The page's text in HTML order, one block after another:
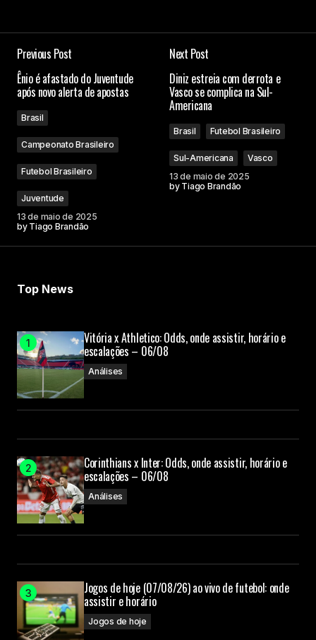
Previous Post
Ênio é afastado do Juventude
após novo alerta de apostas
Brasil
Campeonato Brasileiro
Futebol Brasileiro
Juventude
13 de maio de 2025
by Tiago Brandão
Next Post
Diniz estreia com derrota e
Vasco se complica na Sul-
Americana
Brasil Futebol Brasileiro
Sul-Americana
Vasco
13 de maio de 2025
by Tiago Brandão
Top News
Vitória x Athletico: Odds, onde assistir, horário e
escalações – 06/08
Análises
Corinthians x Inter: Odds, onde assistir, horário e
escalações – 06/08
Análises
Jogos de hoje (07/08/26) ao vivo de futebol: onde
assistir e horário
Jogos de hoje